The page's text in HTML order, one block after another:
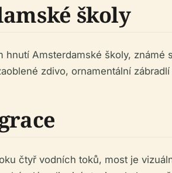
školy
hnutí Amsterdamské školy,
zdivo, ornamentální
čtyř vodních toků, most je